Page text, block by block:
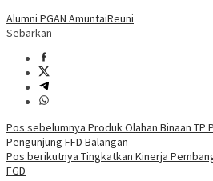
Alumni PGAN AmuntaiReuni
Sebarkan
Navigasi
pos
Pos sebelumnya Produk Olahan Binaan TP
Pengunjung FFD Balangan
Pos berikutnya Tingkatkan Kinerja
FGD